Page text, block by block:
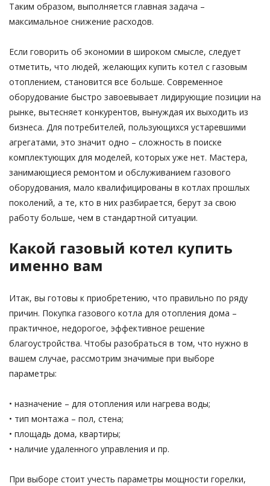
Таким образом, выполняется главная задача –
максимальное снижение расходов.
Если говорить об экономии в широком смысле, следует
отметить, что людей, желающих купить котел с газовым
отоплением, становится все больше. Современное
оборудование быстро завоевывает лидирующие позиции на
рынке, вытесняет конкурентов, вынуждая их выходить из
бизнеса. Для потребителей, пользующихся устаревшими
агрегатами, это значит одно – сложность в поиске
комплектующих для моделей, которых уже нет. Мастера,
занимающиеся ремонтом и обслуживанием газового
оборудования, мало квалифицированы в котлах прошлых
поколений, а те, кто в них разбирается, берут за свою
работу больше, чем в стандартной ситуации.
Какой газовый котел купить
именно вам
Итак, вы готовы к приобретению, что правильно по ряду
причин. Покупка газового котла для отопления дома –
практичное, недорогое, эффективное решение
благоустройства. Чтобы разобраться в том, что нужно в
вашем случае, рассмотрим значимые при выборе
параметры:
• назначение – для отопления или нагрева воды;
• тип монтажа – пол, стена;
• площадь дома, квартиры;
• наличие удаленного управления и пр.
При выборе стоит учесть параметры мощности горелки,